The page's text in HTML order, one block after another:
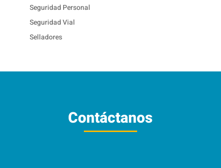
Seguridad Personal
Seguridad Vial
Selladores
Contáctanos